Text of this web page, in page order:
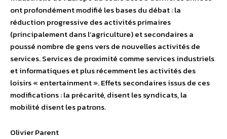
ont profondément modifié les bases du débat : la
réduction progressive des activités primaires
(principalement dans l’agriculture) et secondaires a
poussé nombre de gens vers de nouvelles activités de
services. Services de proximité comme services industriels
et informatiques et plus récemment les activités des
loisirs « entertainment ». Effets secondaires issus de ces
modifications : la précarité, disent les syndicats, la
mobilité disent les patrons.
Olivier Parent